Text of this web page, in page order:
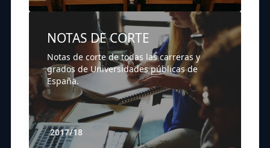
NOTAS DE CORTE
Notas de corte de todas las carreras y
grados de Universidades públicas de
España.
2017/18